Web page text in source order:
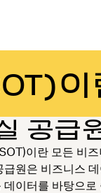
공급
이란 모든 비
급원은 비즈니스
데이터를 바탕으